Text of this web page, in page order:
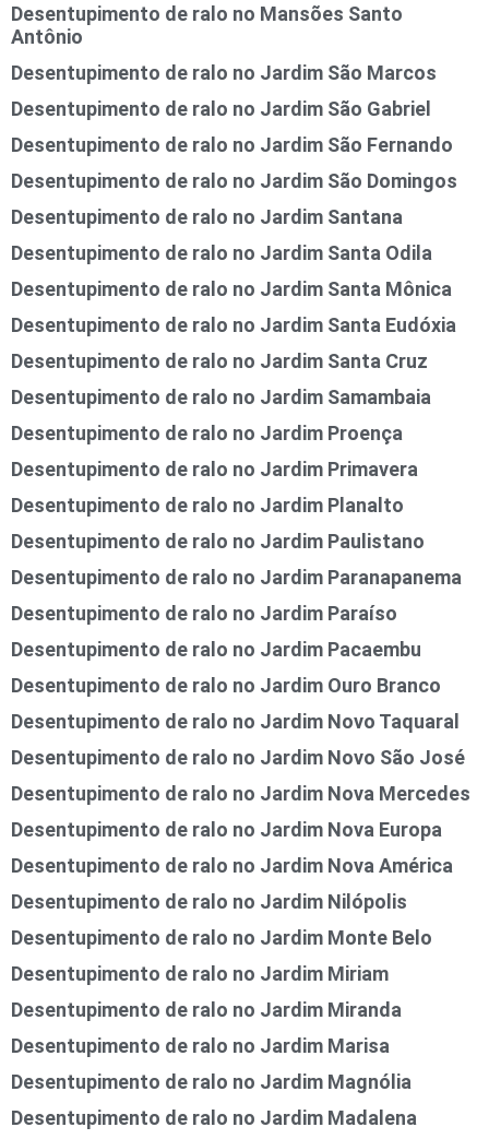
Desentupimento de ralo no Mansões Santo
Antônio
Desentupimento de ralo no Jardim São Marcos
Desentupimento de ralo no Jardim São Gabriel
Desentupimento de ralo no Jardim São Fernando
Desentupimento de ralo no Jardim São Domingos
Desentupimento de ralo no Jardim Santana
Desentupimento de ralo no Jardim Santa Odila
Desentupimento de ralo no Jardim Santa Mônica
Desentupimento de ralo no Jardim Santa Eudóxia
Desentupimento de ralo no Jardim Santa Cruz
Desentupimento de ralo no Jardim Samambaia
Desentupimento de ralo no Jardim Proença
Desentupimento de ralo no Jardim Primavera
Desentupimento de ralo no Jardim Planalto
Desentupimento de ralo no Jardim Paulistano
Desentupimento de ralo no Jardim Paranapanema
Desentupimento de ralo no Jardim Paraíso
Desentupimento de ralo no Jardim Pacaembu
Desentupimento de ralo no Jardim Ouro Branco
Desentupimento de ralo no Jardim Novo Taquaral
Desentupimento de ralo no Jardim Novo São José
Desentupimento de ralo no Jardim Nova Mercedes
Desentupimento de ralo no Jardim Nova Europa
Desentupimento de ralo no Jardim Nova América
Desentupimento de ralo no Jardim Nilópolis
Desentupimento de ralo no Jardim Monte Belo
Desentupimento de ralo no Jardim Miriam
Desentupimento de ralo no Jardim Miranda
Desentupimento de ralo no Jardim Marisa
Desentupimento de ralo no Jardim Magnólia
Desentupimento de ralo no Jardim Madalena